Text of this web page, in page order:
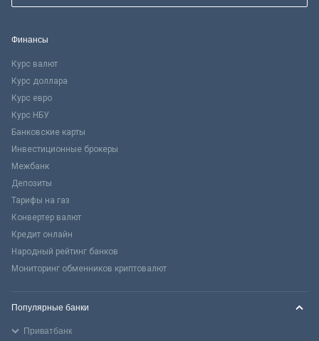
Финансы
Курс валют
Курс доллара
Курс евро
Курс НБУ
Банковские карты
Инвестиционные брокеры
Межбанк
Депозиты
Тарифы на газ
Конвертер валют
Кредит онлайн
Народный рейтинг банков
Мониторинг обменников криптовалют
Популярные банки
Приватбанк